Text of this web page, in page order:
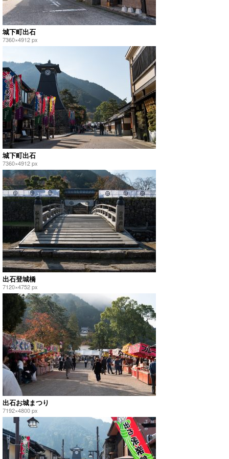
城下町出石
7360×4912 px
城下町出石
7360×4912 px
出石登城橋
7120×4752 px
出石お城まつり
7192×4800 px